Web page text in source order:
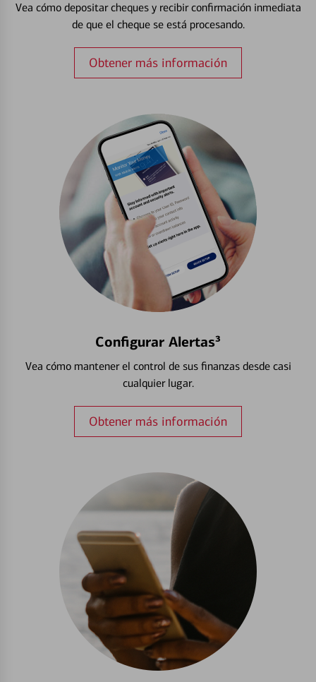
Vea cómo depositar cheques y recibir confirmación inmediata
de que el cheque se está procesando.
Obtener más información
Configurar Alertas³
Vea cómo mantener el control de sus finanzas desde casi
cualquier lugar.
Obtener más información